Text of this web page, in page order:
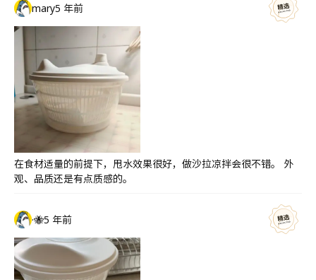
mary5 年前
在食材适量的前提下，甩水效果很好，做沙拉凉拌会很不错。 外
观、品质还是有点质感的。
·🐝5 年前